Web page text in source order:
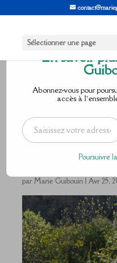
Sélectionner une page
Et si
par Marie Guibouin | Avr 25,
En savoir
Abonnez-vous pour
accès à
Saisissez votre adresse e-mail…
Poursuivre